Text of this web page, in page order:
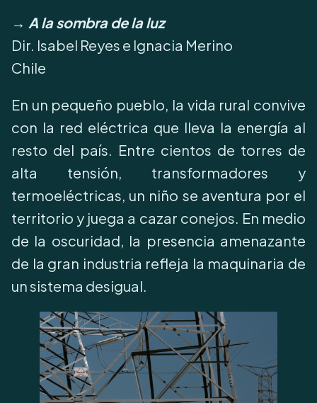
→ A la sombra de la luz
Dir. Isabel Reyes e Ignacia Merino
Chile
En un pequeño pueblo, la vida rural convive
con la red eléctrica que lleva la energía al
resto del país. Entre cientos de torres de
alta tensión, transformadores y
termoeléctricas, un niño se aventura por el
territorio y juega a cazar conejos. En medio
de la oscuridad, la presencia amenazante
de la gran industria refleja la maquinaria de
un sistema desigual.